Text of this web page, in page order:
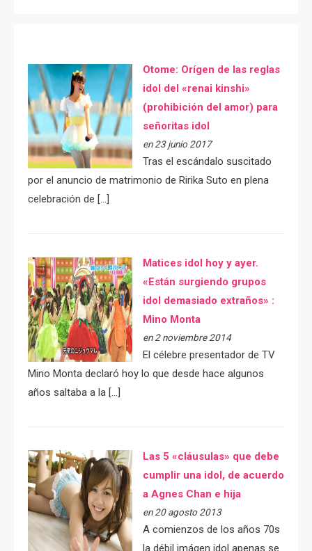
Otome: Orígen de las reglas
idol del «renai kinshi»
(prohibición del amor) para
señoritas idol
en 23 junio 2017
Tras el escándalo suscitado
por el anuncio de matrimonio de Ririka Suto en plena
celebración de […]
Matices idol hoy y ayer.
«Están surgiendo grupos
idol demasiado extraños» :
Mino Monta
en 2 noviembre 2014
El célebre presentador de TV
Mino Monta declaró hoy lo que desde hace algunos
años saltaba a la […]
Las 5 «cláusulas» que debe
cumplir una idol, de acuerdo
a Agnes Chan e hija
en 20 agosto 2013
A comienzos de los años 70s
la débil imágen idol apenas se